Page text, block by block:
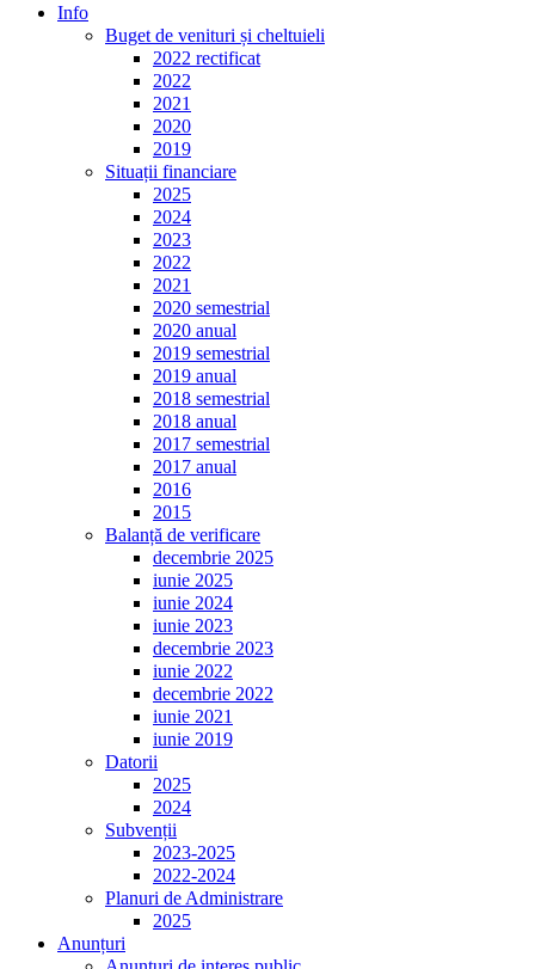
Info
Buget de venituri și cheltuieli
2022 rectificat
2022
2021
2020
2019
Situații financiare
2025
2024
2023
2022
2021
2020 semestrial
2020 anual
2019 semestrial
2019 anual
2018 semestrial
2018 anual
2017 semestrial
2017 anual
2016
2015
Balanță de verificare
decembrie 2025
iunie 2025
iunie 2024
iunie 2023
decembrie 2023
iunie 2022
decembrie 2022
iunie 2021
iunie 2019
Datorii
2025
2024
Subvenții
2023-2025
2022-2024
Planuri de Administrare
2025
Anunțuri